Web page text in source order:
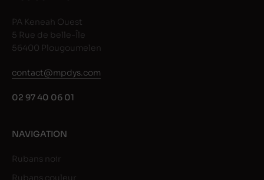
PA Keneah Ouest
5 Rue de belle-Île
56400 Plougoumelen
contact@mpdys.com
02 97 40 06 01
NAVIGATION
Rubans noir
Rubans couleur